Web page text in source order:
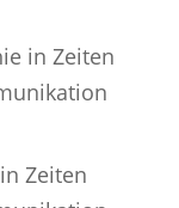
in Zeiten
Zeiten